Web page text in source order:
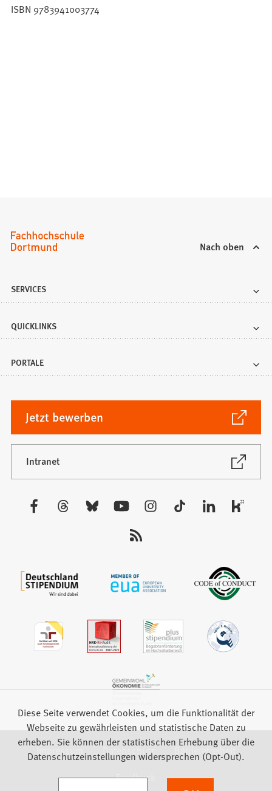
ISBN 9783941003774
Nach oben
SERVICES
QUICKLINKS
PORTALE
Jetzt bewerben
(Öffnet
in
einem
neuen
Tab)
Intranet
(Öffnet
neuen
Besuchen
Impressum Datenschutz
Barrierefreiheit
Feedback
Diese Seite verwendet Cookies, um die Funktionalität der
Webseite zu gewährleisten und statistische Daten zu
erheben. Sie können der statistischen Erhebung über die
Datenschutzeinstellungen widersprechen (Opt-Out).